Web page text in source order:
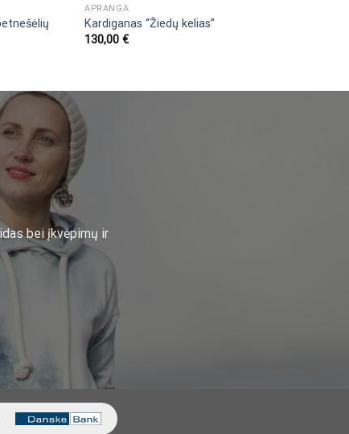
APRANGA
Kardiganas “Žiedų kelias”
130,00€
bei įkvėpimų ir